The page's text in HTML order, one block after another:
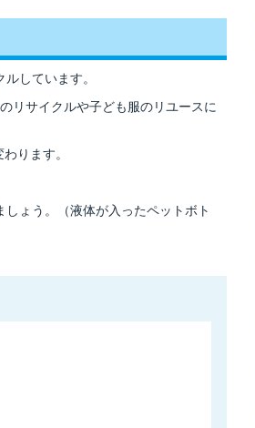
しています。
リサイクルや子ども服のリユースに
ります。
ょう。（液体が入ったペットボト